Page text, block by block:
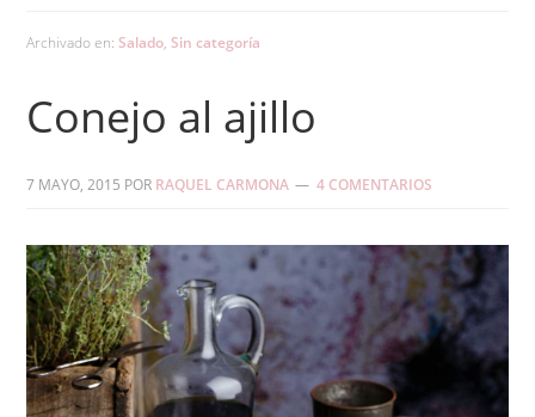
Archivado en: Salado, Sin categoría
Conejo al ajillo
7 MAYO, 2015 POR RAQUEL CARMONA 4 COMENTARIOS